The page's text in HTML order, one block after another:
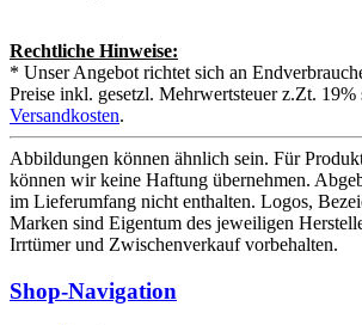
Rechtliche Hinweise:
* Unser Angebot richtet sich an
Preise inkl. gesetzl. Mehrwertsteuer z.Zt.
Versandkosten.
Abbildungen können ähnlich sein. Für
können wir keine Haftung übernehmen.
im Lieferumfang nicht enthalten. Logos,
Marken sind Eigentum des jeweiligen
Irrtümer und Zwischenverkauf vorbehalten.
Shop-Navigation